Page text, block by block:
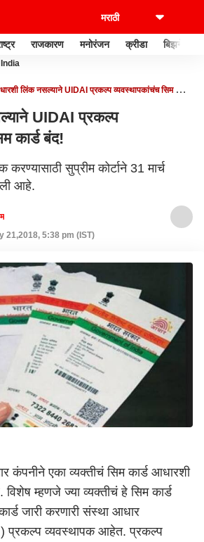
राजकारण मनोरंजन क्रीडा बिझनेस
लिंक नसल्याने UIDAI प्रकल्प व्यवस्थापकांचंच सिम कार्ड
UIDAI प्रकल्प
कार्ड बंद!
सुप्रीम कोर्टाने 31 मार्च
आहे.
21,2018, 5:38 pm (IST)
कंपनीने एका व्यक्तीचं सिम कार्ड आधारशी
म्हणजे ज्या व्यक्तीचं हे सिम कार्ड
जारी करणारी संस्था आधार
प्रकल्प व्यवस्थापक आहेत. प्रकल्प